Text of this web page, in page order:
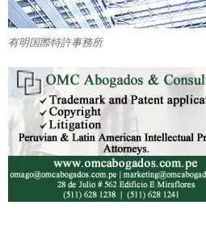
有明国際特許事務所